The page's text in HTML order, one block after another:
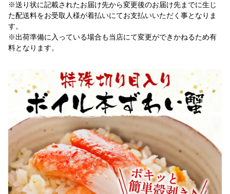
※送り状に記載されたお届け先から変更後のお届け先までに生じ
た配送料をお受取人様が着払いにてお支払いいただく事となりま
す。
※出荷準備に入っている場合も当店にて変更ができかねるため有
料となります。